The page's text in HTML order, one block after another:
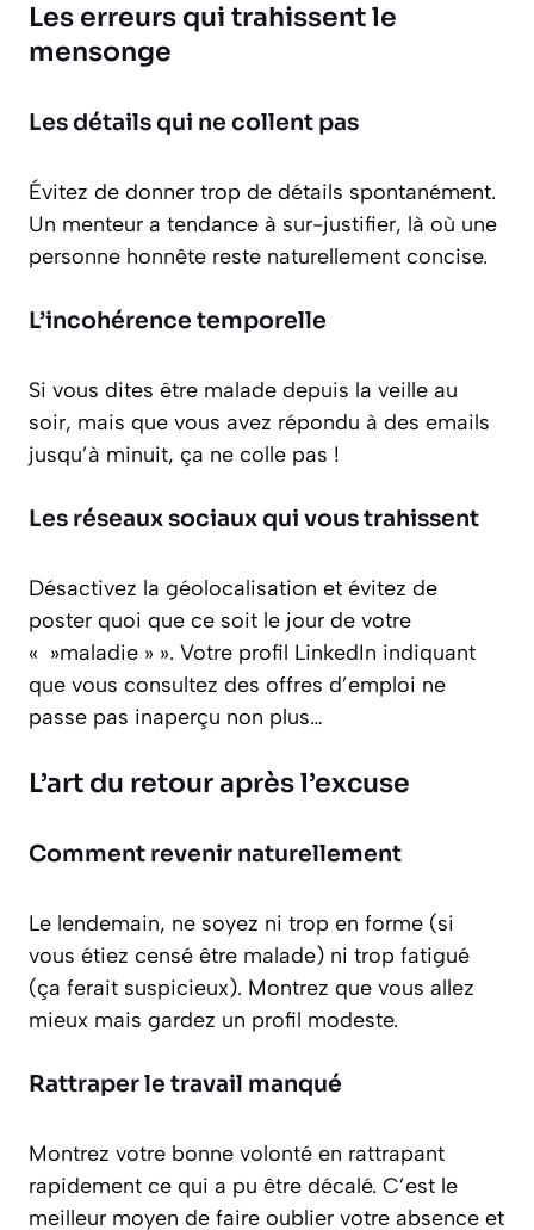
Les erreurs qui trahissent le
mensonge
Les détails qui ne collent pas
Évitez de donner trop de détails spontanément.
Un menteur a tendance à sur-justifier, là où une
personne honnête reste naturellement concise.
L’incohérence temporelle
Si vous dites être malade depuis la veille au
soir, mais que vous avez répondu à des emails
jusqu’à minuit, ça ne colle pas !
Les réseaux sociaux qui vous trahissent
Désactivez la géolocalisation et évitez de
poster quoi que ce soit le jour de votre
« »maladie » ». Votre profil LinkedIn indiquant
que vous consultez des offres d’emploi ne
passe pas inaperçu non plus…
L’art du retour après l’excuse
Comment revenir naturellement
Le lendemain, ne soyez ni trop en forme (si
vous étiez censé être malade) ni trop fatigué
(ça ferait suspicieux). Montrez que vous allez
mieux mais gardez un profil modeste.
Rattraper le travail manqué
Montrez votre bonne volonté en rattrapant
rapidement ce qui a pu être décalé. C’est le
meilleur moyen de faire oublier votre absence et